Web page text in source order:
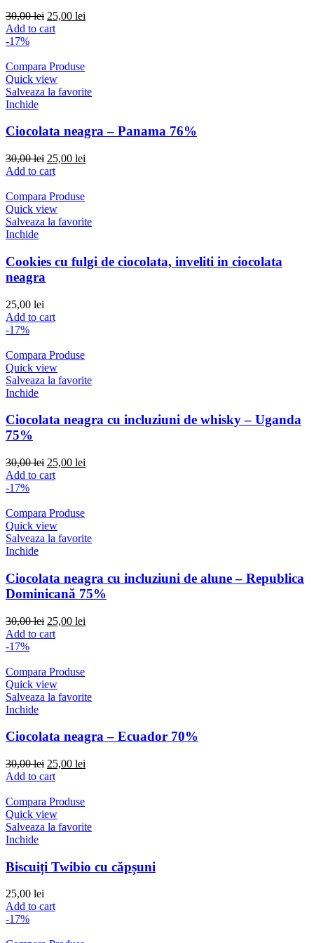
30,00lei Original
price
25,00 lei
Add to cart
-17%
Compara Produse
Quick view
Salveaza la favorite
Inchide
Ciocolata neagra – Panama 76%
30,00lei Original
price
30,00 lei.
25,00 lei
Add to cart
Compara Produse
Quick view
Salveaza la favorite
Inchide
Cookies cu fulgi de ciocolata, inveliti in ciocolata
neagra
25,00 lei
Add to cart
-17%
Compara Produse
Quick view
Salveaza la favorite
Inchide
Ciocolata neagra cu incluziuni de whisky – Uganda
75%
30,00lei Original
price
25,00 lei
Add to cart
-17%
Compara Produse
Quick view
Salveaza la favorite
Inchide
Ciocolata neagra cu incluziuni de alune – Republica
Dominicană 75%
30,00lei Original
price
25,00 lei
Add to cart
-17%
Compara Produse
Quick view
Salveaza la favorite
Inchide
Ciocolata neagra – Ecuador 70%
30,00lei Original
price
30,00 lei.
25,00 lei
Add to cart
Compara Produse
Quick view
Salveaza la favorite
Inchide
Biscuiți Twibio cu căpșuni
25,00 lei
Add to cart
-17%